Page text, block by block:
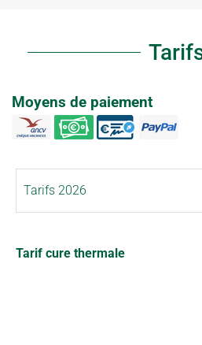
Moyens de paiement
Tarif cure thermale